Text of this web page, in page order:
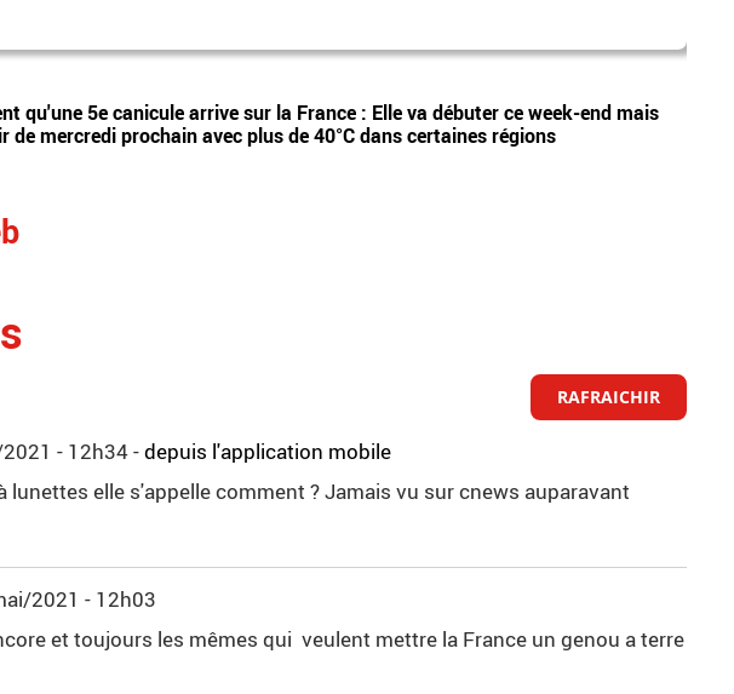
qu'une 5e canicule arrive sur la France : Elle va débuter ce week-end mais
mercredi prochain avec plus de 40°C dans certaines régions
RAFRAICHIR
- 12h34-depuis l'application mobile
lunettes elle s'appelle comment ? Jamais vu sur cnews auparavant
2021 - 12h03
et toujours les mêmes qui veulent mettre la France un genou a terre